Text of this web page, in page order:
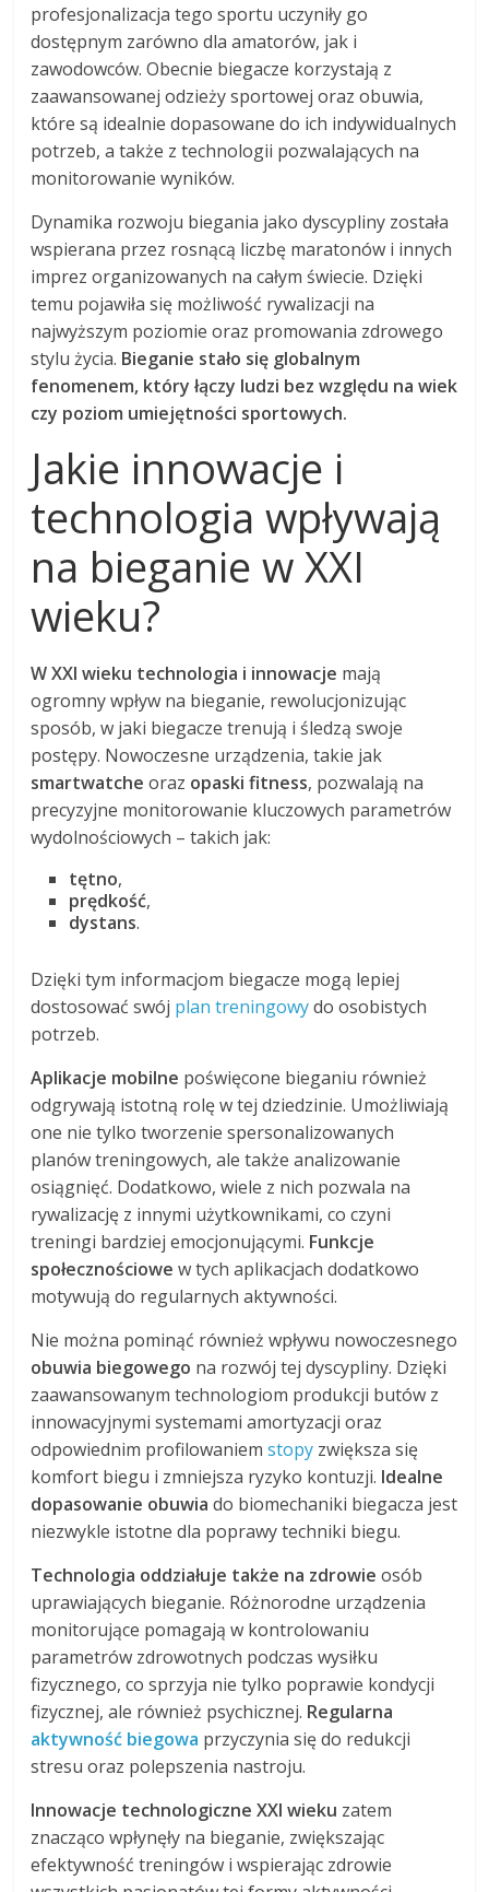
profesjonalizacja tego sportu uczyniły go
dostępnym zarówno dla amatorów, jak i
zawodowców. Obecnie biegacze korzystają z
zaawansowanej odzieży sportowej oraz obuwia,
które są idealnie dopasowane do ich indywidualnych
potrzeb, a także z technologii pozwalających na
monitorowanie wyników.
Dynamika rozwoju biegania jako dyscypliny została
wspierana przez rosnącą liczbę maratonów i innych
imprez organizowanych na całym świecie. Dzięki
temu pojawiła się możliwość rywalizacji na
najwyższym poziomie oraz promowania zdrowego
stylu życia. Bieganie stało się globalnym
fenomenem, który łączy ludzi bez względu na wiek
czy poziom umiejętności sportowych.
Jakie innowacje i
technologia wpływają
na bieganie w XXI
wieku?
W XXI wieku technologia i innowacje mają
ogromny wpływ na bieganie, rewolucjonizując
sposób, w jaki biegacze trenują i śledzą swoje
postępy. Nowoczesne urządzenia, takie jak
smartwatche oraz opaski fitness, pozwalają na
precyzyjne monitorowanie kluczowych parametrów
wydolnościowych – takich jak:
tętno,
prędkość,
dystans.
Dzięki tym informacjom biegacze mogą lepiej
dostosować swój plan treningowydo osobistych
potrzeb.
Aplikacje mobilne poświęcone bieganiu również
odgrywają istotną rolę w tej dziedzinie. Umożliwiają
one nie tylko tworzenie spersonalizowanych
planów treningowych, ale także analizowanie
osiągnięć. Dodatkowo, wiele z nich pozwala na
rywalizację z innymi użytkownikami, co czyni
treningi bardziej emocjonującymi. Funkcje
społecznościowe w tych aplikacjach dodatkowo
motywują do regularnych aktywności.
Nie można pominąć również wpływu nowoczesnego
obuwia biegowego na rozwój tej dyscypliny. Dzięki
zaawansowanym technologiom produkcji butów z
innowacyjnymi systemami amortyzacji oraz
odpowiednim profilowaniemstopy zwiększa się
komfort biegu i zmniejsza ryzyko kontuzji. Idealne
dopasowanie obuwia do biomechaniki biegacza jest
niezwykle istotne dla poprawy techniki biegu.
Technologia oddziałuje także na zdrowie osób
uprawiających bieganie. Różnorodne urządzenia
monitorujące pomagają w kontrolowaniu
parametrów zdrowotnych podczas wysiłku
fizycznego, co sprzyja nie tylko poprawie kondycji
fizycznej, ale również psychicznej. Regularna
aktywność biegowa przyczynia się do redukcji
stresu oraz polepszenia nastroju.
Innowacje technologiczne XXI wieku zatem
znacząco wpłynęły na bieganie, zwiększając
efektywność treningów i wspierając zdrowie